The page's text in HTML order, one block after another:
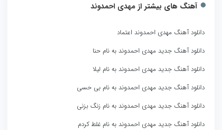
آهنگ های بیشتر از مهدی احمدوند
دانلود آهنگ مهدی احمدوند اعتماد
دانلود آهنگ جدید مهدی احمدوند به نام حنا
دانلود آهنگ جدید مهدی احمدوند به نام لیلا
دانلود آهنگ جدید مهدی احمدوند به نام بی حسی
دانلود آهنگ جدید مهدی احمدوند به نام زنگ بزنی
دانلود آهنگ جدید مهدی احمدوند به نام غلط کردم